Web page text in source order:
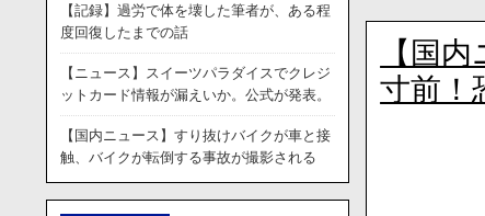
【国
寸前！
【記録】過労で体を壊した筆者が、ある程
度回復したまでの話
【ニュース】スイーツパラダイスでクレジ
ットカード情報が漏えいか。公式が発表。
【国内ニュース】すり抜けバイクが車と接
触、バイクが転倒する事故が撮影される